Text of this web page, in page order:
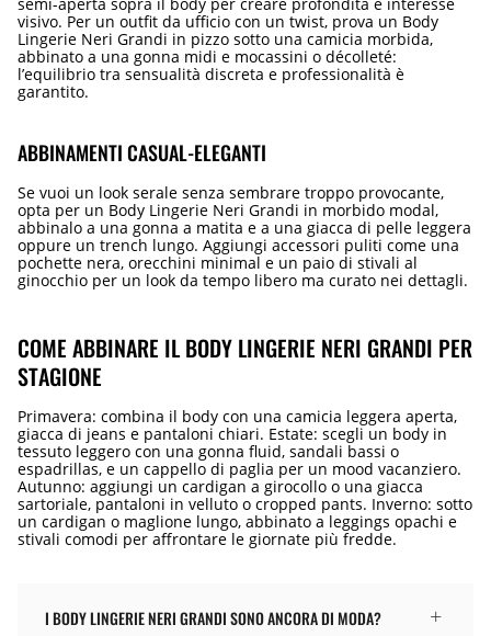
visivo. Per un outfit da ufficio con un twist, prova un Body
Lingerie Neri Grandi in pizzo sotto una camicia morbida,
abbinato a una gonna midi e mocassini o décolleté:
l’equilibrio tra sensualità discreta e professionalità è
garantito.
ABBINAMENTI CASUAL-ELEGANTI
Se vuoi un look serale senza sembrare troppo provocante,
opta per un Body Lingerie Neri Grandi in morbido modal,
abbinalo a una gonna a matita e a una giacca di pelle leggera
oppure un trench lungo. Aggiungi accessori puliti come una
pochette nera, orecchini minimal e un paio di stivali al
ginocchio per un look da tempo libero ma curato nei dettagli.
COME ABBINARE IL BODY LINGERIE NERI GRANDI PER
STAGIONE
Primavera: combina il body con una camicia leggera aperta,
giacca di jeans e pantaloni chiari. Estate: scegli un body in
tessuto leggero con una gonna fluid, sandali bassi o
espadrillas, e un cappello di paglia per un mood vacanziero.
Autunno: aggiungi un cardigan a girocollo o una giacca
sartoriale, pantaloni in velluto o cropped pants. Inverno: sotto
un cardigan o maglione lungo, abbinato a leggings opachi e
stivali comodi per affrontare le giornate più fredde.
I BODY LINGERIE NERI GRANDI SONO ANCORA DI MODA?